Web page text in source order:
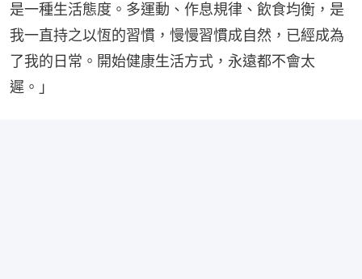
是一種生活態度。多運動、作息規律、飲食均衡，是
我一直持之以恆的習慣，慢慢習慣成自然，已經成為
了我的日常。開始健康生活方式，永遠都不會太
遲。」